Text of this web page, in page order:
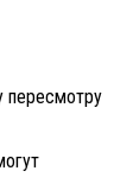
пересмотру